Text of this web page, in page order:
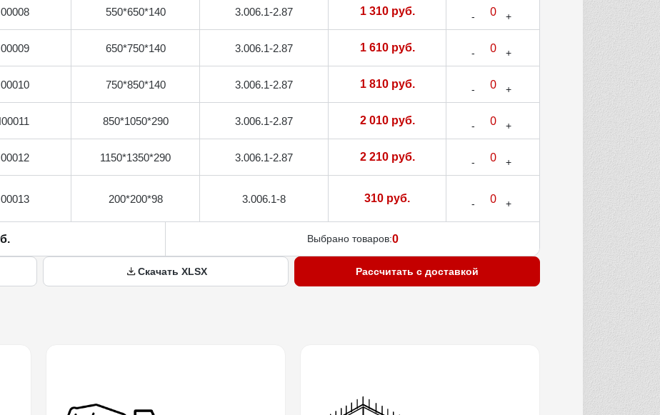
550*650*140 3.006.1-2.87 1 310 руб.
650*750*140 3.006.1-2.87 1 610 руб.
750*850*140 3.006.1-2.87 1 810 руб.
850*1050*290 3.006.1-2.87 2 010 руб.
1150*1350*290 3.006.1-2.87 2 210 руб.
200*200*98 3.006.1-8 310 руб.
Выбрано товаров:0
Скачать XLSX Рассчитать с доставкой